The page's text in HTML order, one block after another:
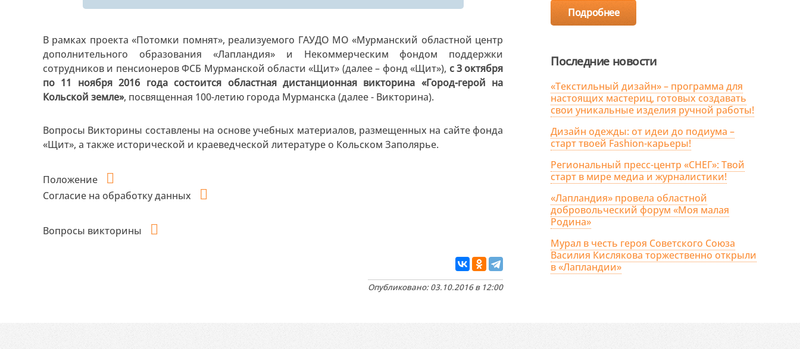
В рамках проекта «Потомки помнят», реализуемого ГАУДО МО «Мурманский областной центр
дополнительного образования «Лапландия» и Некоммерческим фондом поддержки
сотрудников и пенсионеров ФСБ Мурманской области «Щит» (далее – фонд «Щит»), с 3 октября
по 11 ноября 2016 года состоится областная дистанционная викторина «Город-герой на
Кольской земле», посвященная 100-летию города Мурманска (далее - Викторина).
Вопросы Викторины составлены на основе учебных материалов, размещенных на сайте фонда
«Щит», а также исторической и краеведческой литературе о Кольском Заполярье.
Положение
Согласие на обработку данных
Вопросы викторины
Опубликовано: 03.10.2016 в 12:00
Подробнее
Последние новости
«Текстильный дизайн» – программа для
настоящих мастериц, готовых создавать
свои уникальные изделия ручной работы!
Дизайн одежды: от идеи до подиума –
старт твоей Fashion-карьеры!
Региональный пресс-центр «СНЕГ»: Твой
старт в мире медиа и журналистики!
«Лапландия» провела областной
добровольческий форум «Моя малая
Родина»
Мурал в честь героя Советского Союза
Василия Кислякова торжественно открыли
в «Лапландии»